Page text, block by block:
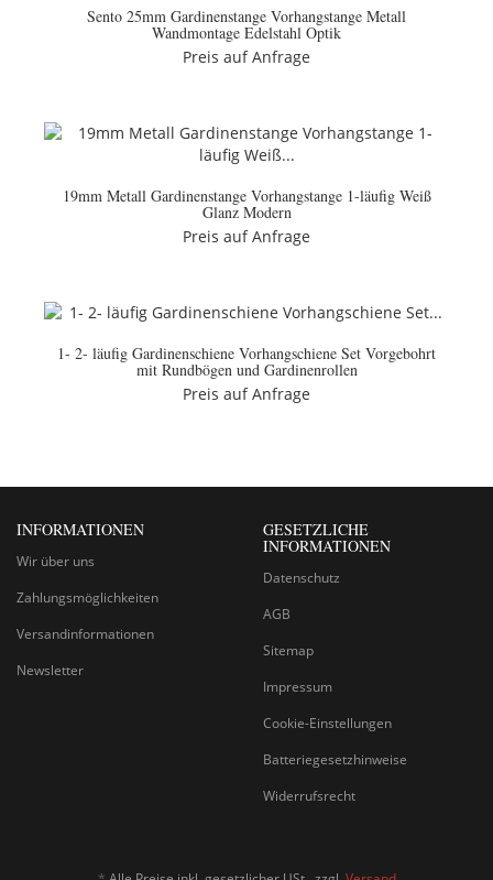
Sento 25mm Gardinenstange Vorhangstange Metall
Wandmontage Edelstahl Optik
Preis auf Anfrage
19mm Metall Gardinenstange Vorhangstange 1-läufig Weiß
Glanz Modern
Preis auf Anfrage
1- 2- läufig Gardinenschiene Vorhangschiene Set Vorgebohrt
mit Rundbögen und Gardinenrollen
Preis auf Anfrage
INFORMATIONEN
Wir über uns
Zahlungsmöglichkeiten
Versandinformationen
Newsletter
GESETZLICHE
INFORMATIONEN
Datenschutz
AGB
Sitemap
Impressum
Cookie-Einstellungen
Batteriegesetzhinweise
Widerrufsrecht